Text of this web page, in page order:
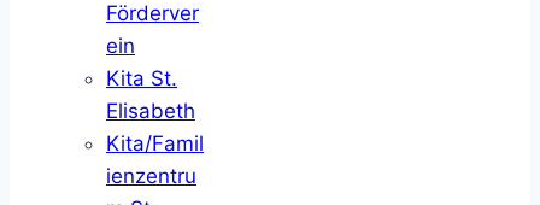
Förderver
ein
Kita St.
Elisabeth
Kita/Famil
ienzentru